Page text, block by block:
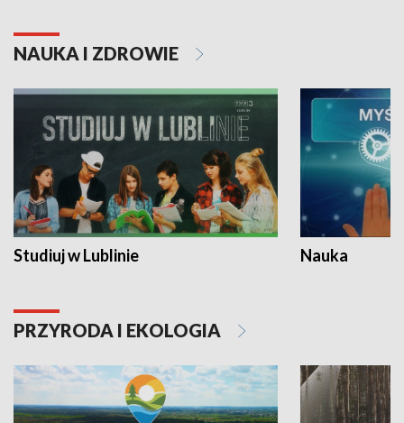
NAUKA I ZDROWIE
Studiuj w Lublinie Nauka
PRZYRODA I EKOLOGIA